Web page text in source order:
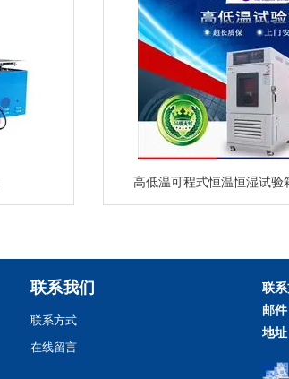
高低温可程式恒温恒湿试验
联系我们
联系方式
在线留言
联
邮件
地址